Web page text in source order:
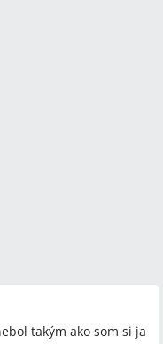
takým ako som si ja